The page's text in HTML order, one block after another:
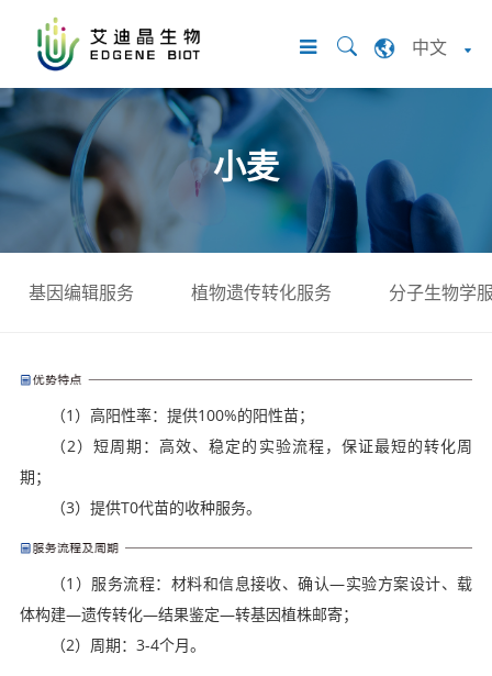
中文
小麦
基因编辑服务 植物遗传转化服务 分子生物学
（1）高阳性率：提供100%的阳性苗；
（2）短周期：高效、稳定的实验流程，保证最短的转化周
期；
（3）提供T0代苗的收种服务。
（1）服务流程：材料和信息接收、确认—实验方案设计、载
体构建—遗传转化—结果鉴定—转基因植株邮寄；
（2）周期：3-4个月。